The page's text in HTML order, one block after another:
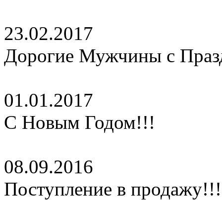
23.02.2017
Дорогие Мужчины с
01.01.2017
С Новым Годом!!!
08.09.2016
Поступление в